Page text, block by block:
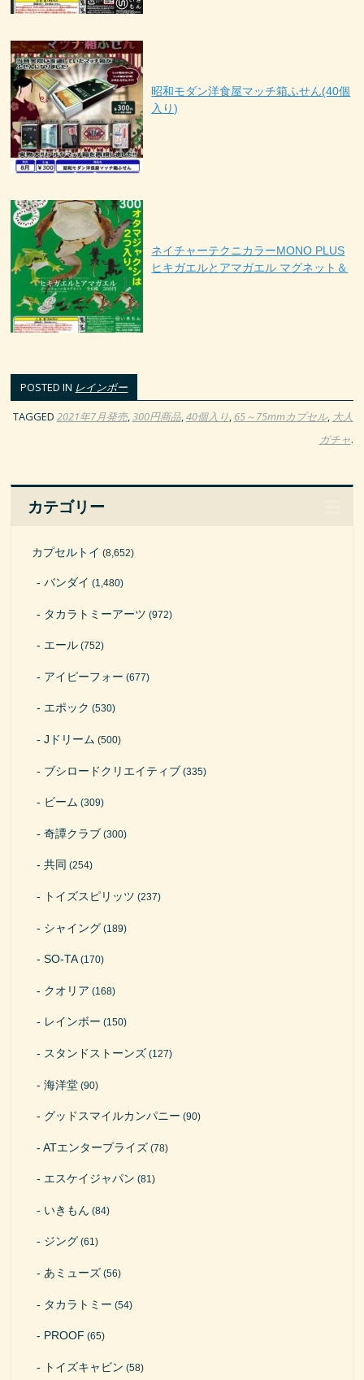
昭和モダン洋食屋マッチ箱ふせん(40個
入り)
ネイチャーテクニカラーMONO PLUS
ヒキガエルとアマガエル マグネット＆
POSTED IN レインボー
TAGGED 2021年7月発売,300円商品,40個入り, 65～75mmカプセル, 大人
ガチャ.
カテゴリー
カプセルトイ (8,652)
バンダイ (1,480)
タカラトミーアーツ (972)
エール (752)
アイピーフォー (677)
エポック (530)
Jドリーム (500)
ブシロードクリエイティブ (335)
ビーム (309)
奇譚クラブ (300)
共同 (254)
トイズスピリッツ (237)
シャイング (189)
SO-TA(170)
クオリア (168)
レインボー (150)
スタンドストーンズ (127)
海洋堂 (90)
グッドスマイルカンパニー (90)
ATエンタープライズ (78)
エスケイジャパン (81)
いきもん (84)
ジング (61)
あミューズ (56)
タカラトミー (54)
PROOF (65)
トイズキャビン (58)